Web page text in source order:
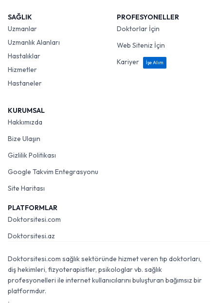
SAĞLIK
Uzmanlar
Uzmanlık Alanları
Hastalıklar
Hizmetler
Hastaneler
PROFESYONELLER
Doktorlar İçin
Web Siteniz İçin
Kariyer
İşe Alım
KURUMSAL
Hakkımızda
Bize Ulaşın
Gizlilik Politikası
Google Takvim Entegrasyonu
Site Haritası
PLATFORMLAR
Doktorsitesi.com
Doktorsitesi.az
Doktorsitesi.com sağlık sektöründe hizmet veren tıp doktorları,
diş hekimleri, fizyoterapistler, psikologlar vb. sağlık
profesyonelleri ile internet kullanıcılarını buluşturan bağımsız bir
platformdur.